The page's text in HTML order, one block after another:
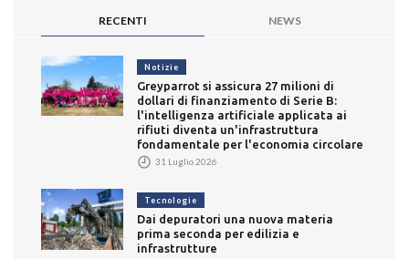
RECENTI NEWS
Notizie
Greyparrot si assicura 27 milioni di
dollari di finanziamento di Serie B:
l'intelligenza artificiale applicata ai
rifiuti diventa un'infrastruttura
fondamentale per l'economia circolare
31 Luglio 2026
Tecnologie
Dai depuratori una nuova materia
prima seconda per edilizia e
infrastrutture